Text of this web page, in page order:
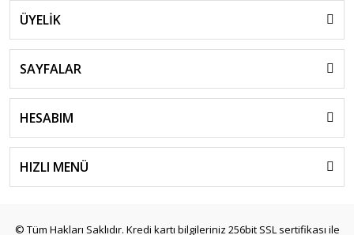
ÜYELİK
SAYFALAR
HESABIM
HIZLI MENÜ
© Tüm Hakları Saklıdır. Kredi kartı bilgileriniz 256bit SSL sertifikası ile